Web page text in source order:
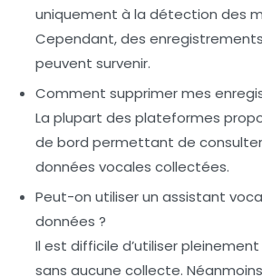
uniquement à la détection des
Cependant, des
peuvent survenir.
Comment supprimer mes
La plupart des plateformes
de bord permettant de
données vocales collectées.
Peut-on utiliser un assistant
données ?
Il est difficile d’utiliser
sans aucune collecte.